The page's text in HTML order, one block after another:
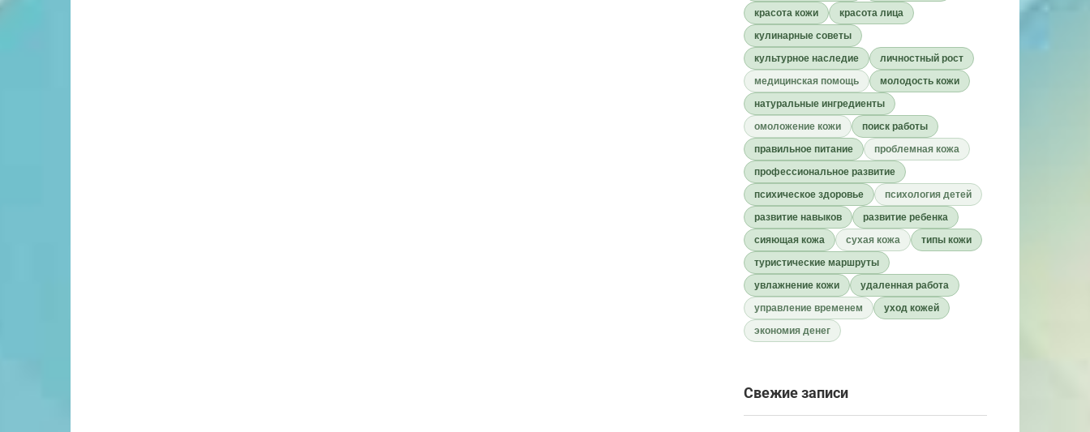
красота кожи
красота лица
кулинарные советы
культурное наследие
личностный рост
медицинская помощь
молодость кожи
натуральные ингредиенты
омоложение кожи
поиск работы
правильное питание
проблемная кожа
профессиональное развитие
психическое здоровье
психология детей
развитие навыков
развитие ребенка
сияющая кожа
сухая кожа
типы кожи
туристические маршруты
увлажнение кожи
удаленная работа
управление временем
уход кожей
экономия денег
Свежие записи